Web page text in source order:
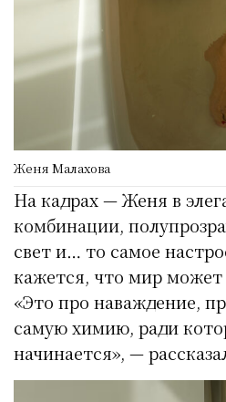
Женя Малахова
На кадрах — Женя в
комбинации,
свет и… то самое
кажется, что мир
«Это про наваждение,
самую химию, ради
начинается», —